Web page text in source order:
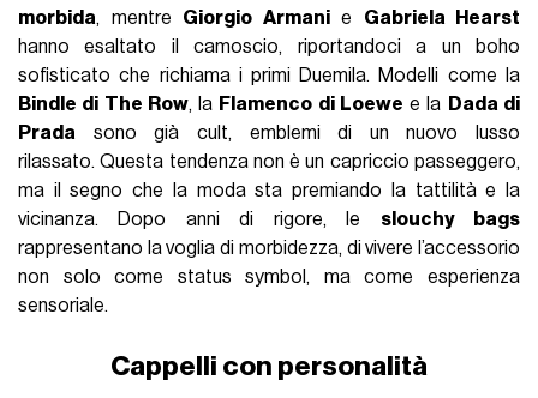
morbida, mentre Giorgio Armanie Gabriela Hearst
hanno esaltato il camoscio, riportandoci a un boho
sofisticato che richiama i primi Duemila. Modelli come la
Bindle di The Row, la Flamenco di Loewe e la Dada di
Prada sono già cult, emblemi di un nuovo lusso
rilassato. Questa tendenza non è un capriccio passeggero,
ma il segno che la moda sta premiando la tattilità e la
vicinanza. Dopo anni di rigore, le slouchy bags
rappresentano la voglia di morbidezza, di vivere l’accessorio
non solo come status symbol, ma come esperienza
sensoriale.
Cappelli con personalità